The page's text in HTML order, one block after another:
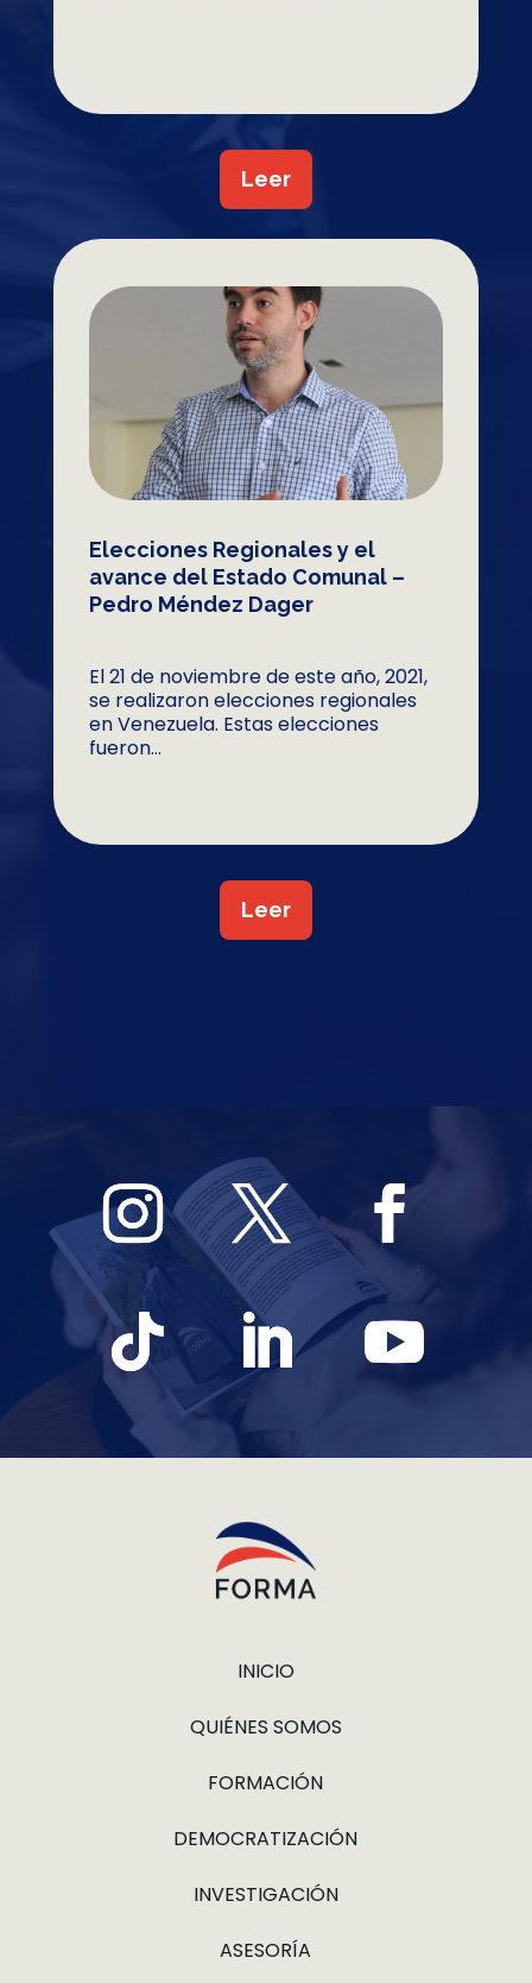
Leer
Elecciones Regionales y el
avance del Estado Comunal –
Pedro Méndez Dager
El 21 de noviembre de este año, 2021,
se realizaron elecciones regionales
en Venezuela. Estas elecciones
fueron...
Leer
INICIO
QUIÉNES SOMOS
FORMACIÓN
DEMOCRATIZACIÓN
INVESTIGACIÓN
ASESORÍA